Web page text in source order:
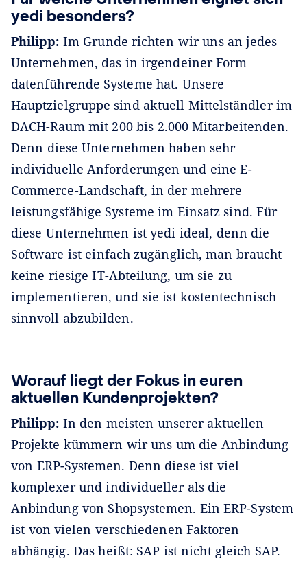
yedi besonders?
Philipp: Im Grunde richten wir uns an jedes
Unternehmen, das in irgendeiner Form
datenführende Systeme hat. Unsere
Hauptzielgruppe sind aktuell Mittelständler im
DACH-Raum mit 200 bis 2.000 Mitarbeitenden.
Denn diese Unternehmen haben sehr
individuelle Anforderungen und eine E-
Commerce-Landschaft, in der mehrere
leistungsfähige Systeme im Einsatz sind. Für
diese Unternehmen ist yedi ideal, denn die
Software ist einfach zugänglich, man braucht
keine riesige IT-Abteilung, um sie zu
implementieren, und sie ist kostentechnisch
sinnvoll abzubilden.
Worauf liegt der Fokus in euren
aktuellen Kundenprojekten?
Philipp: In den meisten unserer aktuellen
Projekte kümmern wir uns um die Anbindung
von ERP-Systemen. Denn diese ist viel
komplexer und individueller als die
Anbindung von Shopsystemen. Ein ERP-System
ist von vielen verschiedenen Faktoren
abhängig. Das heißt: SAP ist nicht gleich SAP.